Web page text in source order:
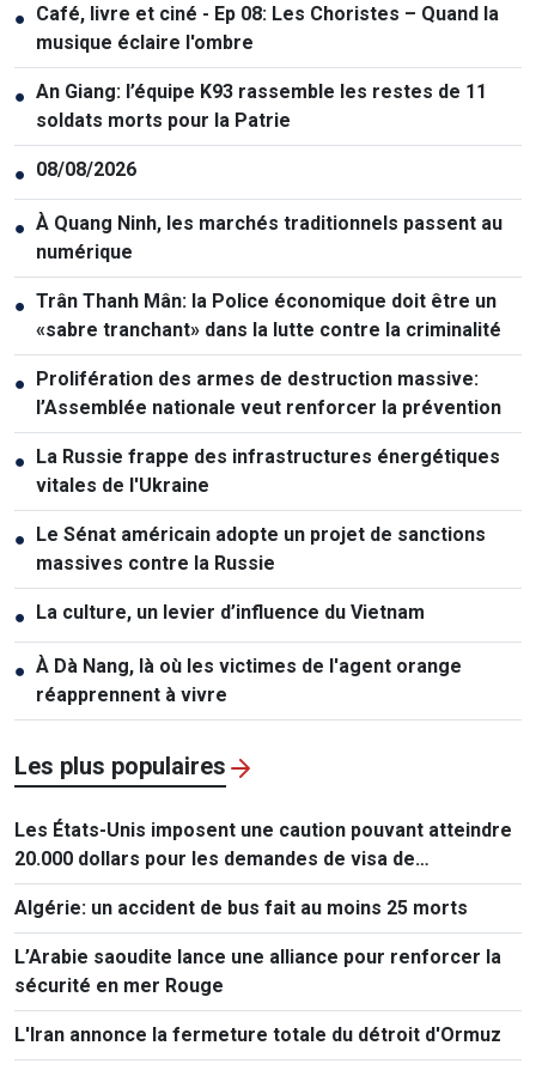
● Café, livre et ciné - Ep 08: Les Choristes – Quand la
musique éclaire l'ombre
● An Giang: l’équipe K93 rassemble les restes de 11
soldats morts pour la Patrie
● 08/08/2026
● À Quang Ninh, les marchés traditionnels passent au
numérique
● Trân Thanh Mân: la Police économique doit être un
«sabre tranchant» dans la lutte contre la criminalité
● Prolifération des armes de destruction massive:
l’Assemblée nationale veut renforcer la prévention
● La Russie frappe des infrastructures énergétiques
vitales de l'Ukraine
● Le Sénat américain adopte un projet de sanctions
massives contre la Russie
● La culture, un levier d’influence du Vietnam
● À Dà Nang, là où les victimes de l'agent orange
réapprennent à vivre
Les plus populaires
Les États-Unis imposent une caution pouvant atteindre
20.000 dollars pour les demandes de visa de
ressortissants de 50 pays
Algérie: un accident de bus fait au moins 25 morts
L’Arabie saoudite lance une alliance pour renforcer la
sécurité en mer Rouge
L'Iran annonce la fermeture totale du détroit d'Ormuz